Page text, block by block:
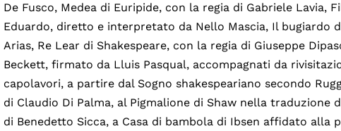
De Fusco, Medea di Euripide, con la regia di Gabriele Lavia,
Eduardo, diretto e interpretato da Nello Mascia, Il bugiardo
Arias, Re Lear di Shakespeare, con la regia di Giuseppe
Beckett, firmato da Lluis Pasqual, accompagnati da
capolavori, a partire dal Sogno shakespeariano secondo
di Claudio Di Palma, al Pigmalione di Shaw nella traduzione
di Benedetto Sicca, a Casa di bambola di Ibsen affidato alla